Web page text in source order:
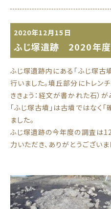
2020年12月15日
ふじ塚遺跡 2020年度
ふじ塚遺跡内にある「ふじ塚古
行いました。墳丘部分にトレン
ききょう：経文が書かれた石）が
「ふじ塚古墳」は古墳ではなく
ました。
ふじ塚遺跡の今年度の調査は
力いただき、ありがとうございま